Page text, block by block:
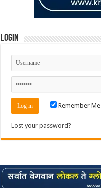
Login
Remember Me
Lost your password?